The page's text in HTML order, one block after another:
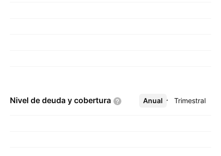
Nivel de deuda y cobertura Anual Trimestral
Más